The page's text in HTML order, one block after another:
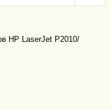
HP LaserJet P2010/